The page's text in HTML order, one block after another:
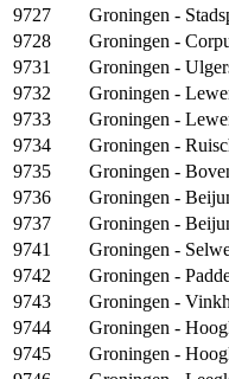
9727
Groningen -
9728
Groningen -
9731
Groningen -
9732
Groningen -
9733
Groningen -
9734
Groningen -
9735
Groningen -
9736
Groningen -
9737
Groningen -
9741
Groningen -
9742
Groningen -
9743
Groningen -
9744
Groningen -
9745
Groningen -